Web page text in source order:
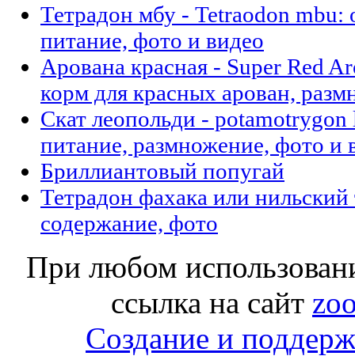
Тетрадон мбу - Tetraodon mbu:
питание, фото и видео
Арована красная - Super Red
корм для красных арован,
Скат леопольди -
питание, размножение, фото и
Бриллиантовый попугай
Тетрадон фахака или
содержание, фото
При любом
ссылка на сайт
Создание и